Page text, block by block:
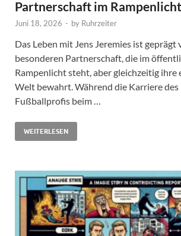
Partnerschaft im Rampenlicht
Juni 18, 2026 - by Ruhrzeiter
Das Leben mit Jens Jeremies ist geprägt
besonderen Partnerschaft, die im
Rampenlicht steht, aber gleichzeitig ihre
Welt bewahrt. Während die Karriere
Fußballprofis beim …
WEITERLESEN